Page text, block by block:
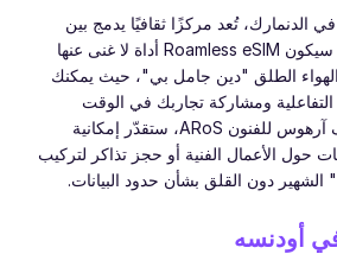
الدنمارك، تُعد مركزًا ثقافيًا يدمج بين
القديم والحديث بسلاسة. سيكون Roamless eSIM أداة لا غنى عنها
الطلق "دين جامل بي"، حيث يمكنك
ومشاركة تجاربك في الوقت
الفعلي. وعند زيارة متحف آرهوس للفنون ARoS، ستقدّر إمكانية
حول الأعمال الفنية أو حجز تذاكر لتركيب
دون القلق بشأن حدود البيانات.